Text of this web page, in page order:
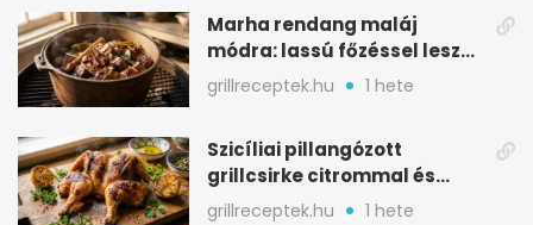
Marha rendang maláj
módra: lassú főzéssel lesz
igazán szaftos
grillreceptek.hu 1 hete
Szicíliai pillangózott
grillcsirke citrommal és
oregánóval
grillreceptek.hu 1 hete